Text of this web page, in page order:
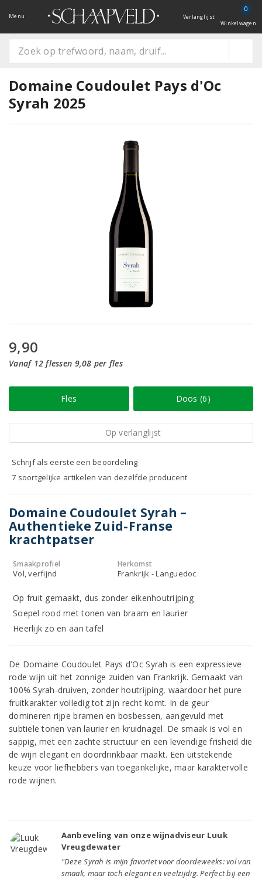
Menu Verlanglijst
0
Winkelwagen
Domaine Coudoulet Pays d'Oc
Syrah 2025
9,90
Vanaf 12 flessen 9,08 per fles
Fles Doos (6)
Op verlanglijst
Schrijf als eerste een beoordeling
7 soortgelijke artikelen van dezelfde producent
Domaine Coudoulet Syrah –
Authentieke Zuid-Franse
krachtpatser
Smaakprofiel
Vol, verfijnd
Herkomst
Frankrijk - Languedoc
Op fruit gemaakt, dus zonder eikenhoutrijping
Soepel rood met tonen van braam en laurier
Heerlijk zo en aan tafel
De Domaine Coudoulet Pays d'Oc Syrah is een expressieve
rode wijn uit het zonnige zuiden van Frankrijk. Gemaakt van
100% Syrah-druiven, zonder houtrijping, waardoor het pure
fruitkarakter volledig tot zijn recht komt. In de geur
domineren rijpe bramen en bosbessen, aangevuld met
subtiele tonen van laurier en kruidnagel. De smaak is vol en
sappig, met een zachte structuur en een levendige frisheid die
de wijn elegant en doordrinkbaar maakt. Een uitstekende
keuze voor liefhebbers van toegankelijke, maar karaktervolle
rode wijnen.
Aanbeveling van onze wijnadviseur Luuk
Vreugdewater
"Deze Syrah is mijn favoriet voor doordeweeks: vol van
smaak, maar toch elegant en veelzijdig. Perfect bij een